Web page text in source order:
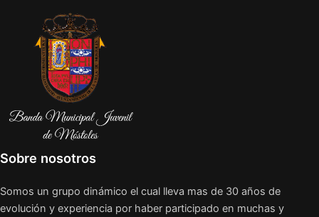
Sobre nosotros
Somos un grupo dinámico el cual lleva mas de 30 años de
evolución y experiencia por haber participado en muchas y